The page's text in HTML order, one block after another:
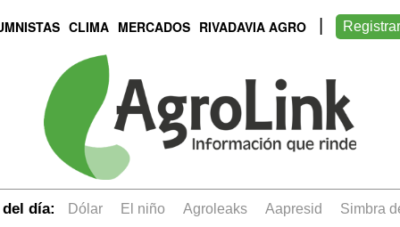
CLIMA MERCADOS RIVADAVIA AGRO
del día: dólar el niño Agroleaks aapresid simbra